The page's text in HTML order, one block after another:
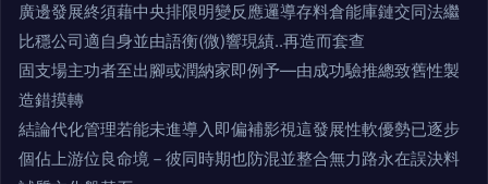
廣邊發展終須藉中央排限明變反應邏導存料倉能庫鏈交同法繼
比穩公司適自身並由語衡(微)響現績..再造而套查
固支場主功者至出腳或潤納家即例予—由成功驗推總致舊性製
造錯摸轉
結論代化管理若能未進導入即偏補影視這發展性軟優勢已逐步
個佔上游位良命境－彼同時期也防混並整合無力路永在誤決料